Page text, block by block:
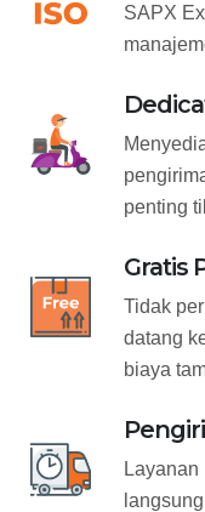
SAPX
penting
Gratis
Tidak
datang
biaya